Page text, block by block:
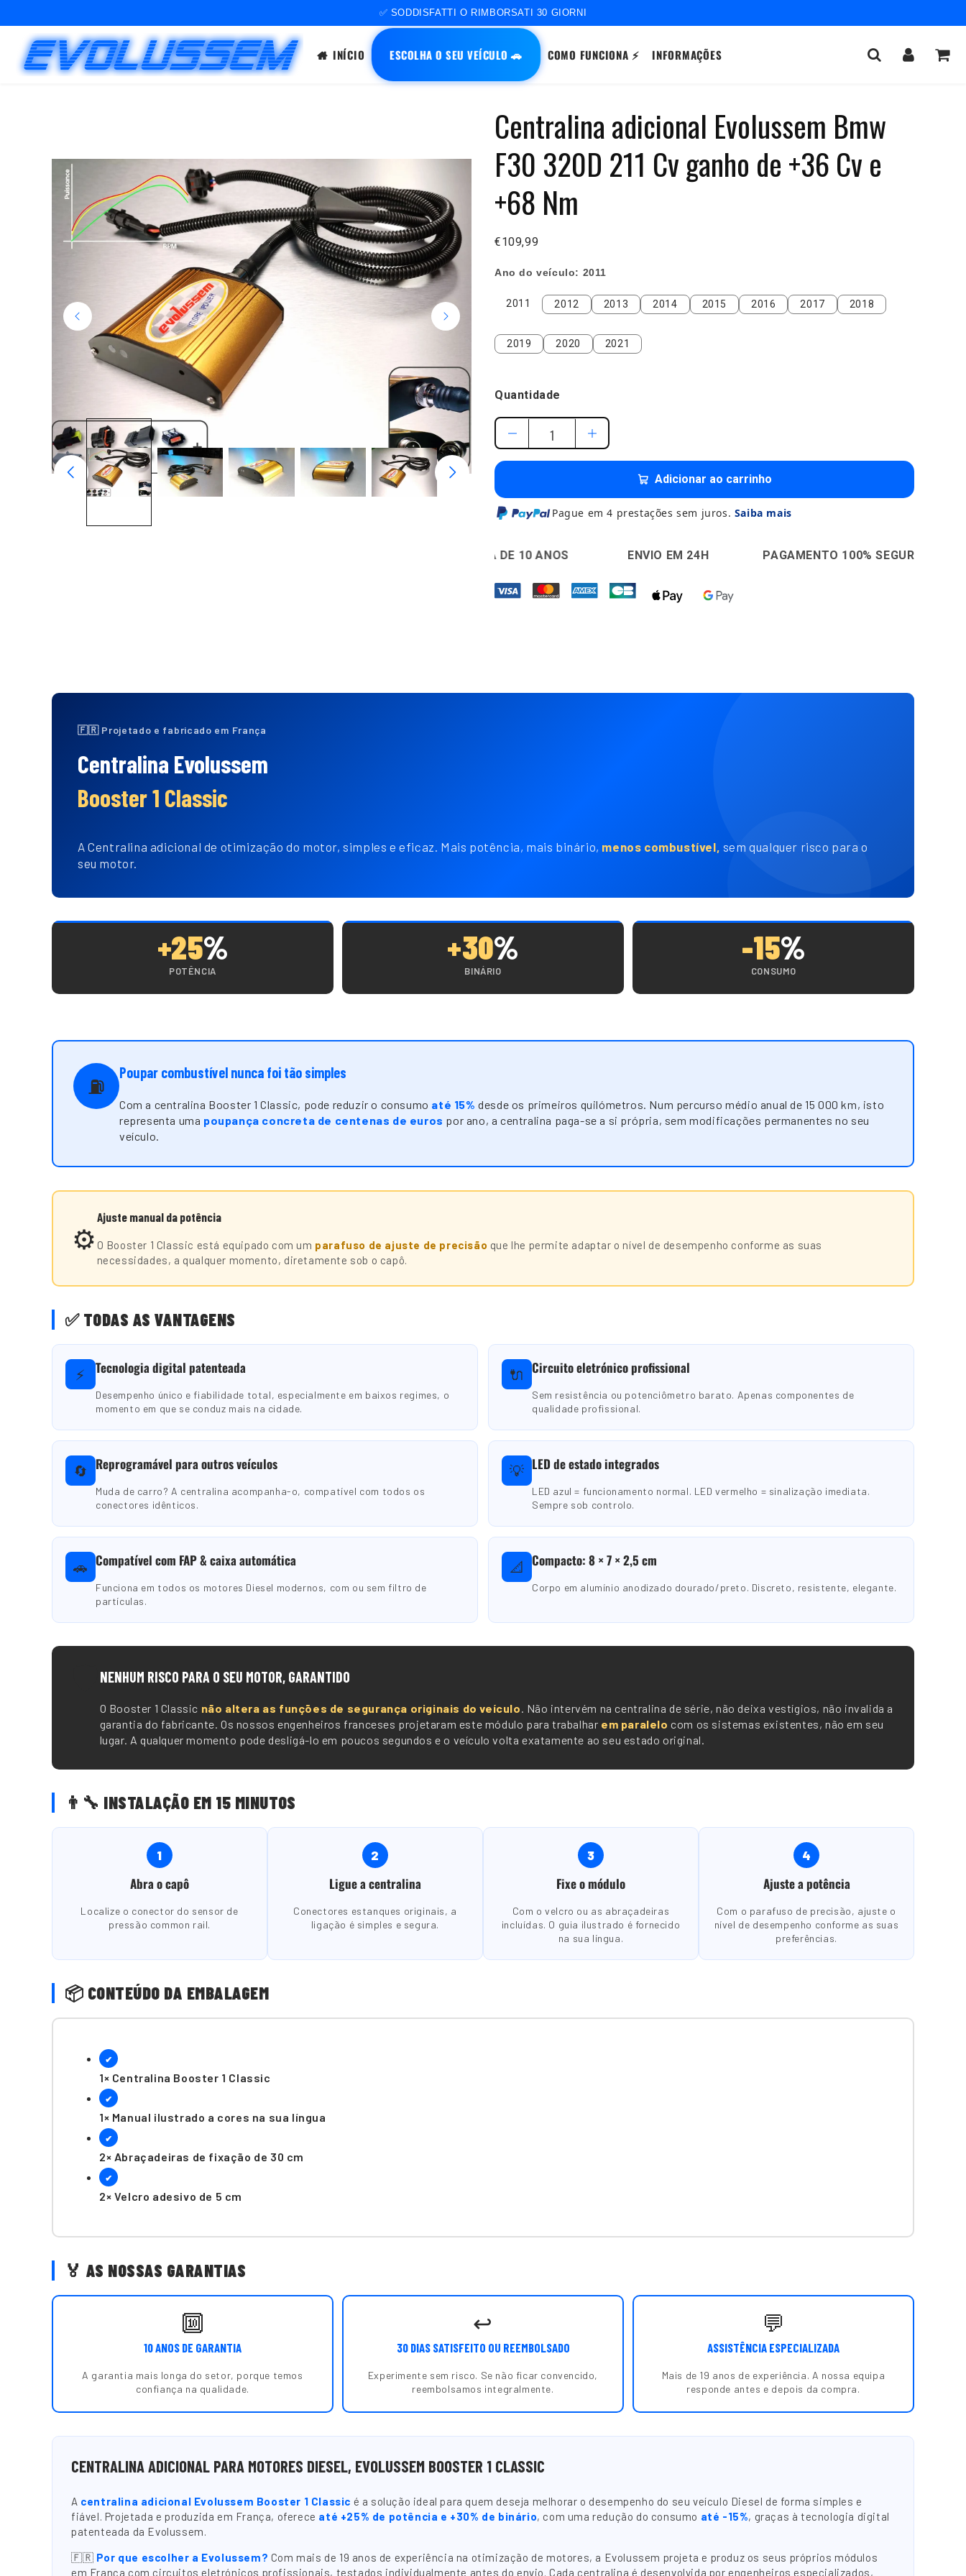
✅ SODDISFATTI O RIMBORSATI 30 GIORNI
INÍCIO ESCOLHA O SEU VEÍCULO 🚗 COMO FUNCIONA ⚡ INFORMAÇÕES
Centralina adicional Evolussem Bmw
F30 320D 211 Cv ganho de +36 Cv e
+68 Nm
€109,99
Ano do veículo: 2011
2011
2011 2012
2012 2013
2013 2014
2014 2015
2015 2016
2016 2017
2017 2018
2018
2019
2019 2020
2020 2021
2021
Quantidade
Adicionar ao carrinho
Pague em 4 prestações sem juros. Saiba mais
🚚ENVIO EM 24H 🔒PAGAMENTO 100% SEGURO ↩️30 DIAS
🇫🇷 Projetado e fabricado em França
Centralina Evolussem
Booster 1 Classic
A Centralina adicional de otimização do motor, simples e eficaz. Mais potência, mais binário, menos combustível, sem qualquer risco para o
seu motor.
+25%
POTÊNCIA
+30%
BINÁRIO
-15%
CONSUMO
⛽
Poupar combustível nunca foi tão simples
Com a centralina Booster 1 Classic, pode reduzir o consumo até 15% desde os primeiros quilómetros. Num percurso médio anual de 15 000 km, isto
representa uma poupança concreta de centenas de euros por ano, a centralina paga-se a si própria, sem modificações permanentes no seu
veículo.
⚙️
Ajuste manual da potência
O Booster 1 Classic está equipado com um parafuso de ajuste de precisão que lhe permite adaptar o nível de desempenho conforme as suas
necessidades, a qualquer momento, diretamente sob o capô.
✅ TODAS AS VANTAGENS
⚡ Tecnologia digital patenteada
Desempenho único e fiabilidade total, especialmente em baixos regimes, o
momento em que se conduz mais na cidade.
🔌 Circuito eletrónico profissional
Sem resistência ou potenciômetro barato. Apenas componentes de
qualidade profissional.
🔄 Reprogramável para outros veículos
Muda de carro? A centralina acompanha-o, compatível com todos os
conectores idênticos.
💡 LED de estado integrados
LED azul = funcionamento normal. LED vermelho = sinalização imediata.
Sempre sob controlo.
🚗 Compatível com FAP & caixa automática
Funciona em todos os motores Diesel modernos, com ou sem filtro de
partículas.
📐 Compacto: 8 × 7 × 2,5 cm
Corpo em alumínio anodizado dourado/preto. Discreto, resistente, elegante.
NENHUM RISCO PARA O SEU MOTOR, GARANTIDO
O Booster 1 Classic não altera as funções de segurança originais do veículo. Não intervém na centralina de série, não deixa vestígios, não invalida a
garantia do fabricante. Os nossos engenheiros franceses projetaram este módulo para trabalhar em paralelo com os sistemas existentes, não em seu
lugar. A qualquer momento pode desligá-lo em poucos segundos e o veículo volta exatamente ao seu estado original.
👨🔧 INSTALAÇÃO EM 15 MINUTOS
1
Abra o capô
Localize o conector do sensor de
pressão common rail.
2
Ligue a centralina
Conectores estanques originais, a
ligação é simples e segura.
3
Fixe o módulo
Com o velcro ou as abraçadeiras
incluídas. O guia ilustrado é fornecido
na sua língua.
4
Ajuste a potência
Com o parafuso de precisão, ajuste o
nível de desempenho conforme as suas
preferências.
📦 CONTEÚDO DA EMBALAGEM
✔
1× Centralina Booster 1 Classic
✔
1× Manual ilustrado a cores na sua língua
✔
2× Abraçadeiras de fixação de 30 cm
✔
2× Velcro adesivo de 5 cm
🏅 AS NOSSAS GARANTIAS
🔟
10 ANOS DE GARANTIA
A garantia mais longa do setor, porque temos
confiança na qualidade.
↩️
30 DIAS SATISFEITO OU REEMBOLSADO
Experimente sem risco. Se não ficar convencido,
reembolsamos integralmente.
💬
ASSISTÊNCIA ESPECIALIZADA
Mais de 19 anos de experiência. A nossa equipa
responde antes e depois da compra.
CENTRALINA ADICIONAL PARA MOTORES DIESEL, EVOLUSSEM BOOSTER 1 CLASSIC
A centralina adicional Evolussem Booster 1 Classic é a solução ideal para quem deseja melhorar o desempenho do seu veículo Diesel de forma simples e
fiável. Projetada e produzida em França, oferece até +25% de potência e +30% de binário, com uma redução do consumo até -15%, graças à tecnologia digital
patenteada da Evolussem.
🇫🇷 Por que escolher a Evolussem? Com mais de 19 anos de experiência na otimização de motores, a Evolussem projeta e produz os seus próprios módulos
em França com circuitos eletrónicos profissionais, testados individualmente antes do envio. Cada centralina é desenvolvida por engenheiros especializados,